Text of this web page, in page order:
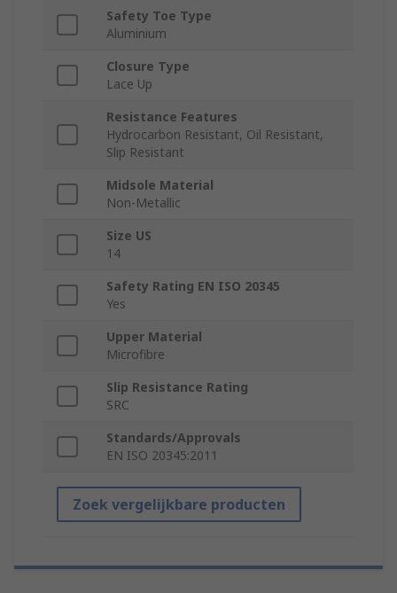
Safety Toe Type
Aluminium
Closure Type
Lace Up
Resistance Features
Hydrocarbon Resistant, Oil Resistant,
Slip Resistant
Midsole Material
Non-Metallic
Size US
14
Safety Rating EN ISO 20345
Yes
Upper Material
Microfibre
Slip Resistance Rating
SRC
Standards/Approvals
EN ISO 20345:2011
Zoek vergelijkbare producten